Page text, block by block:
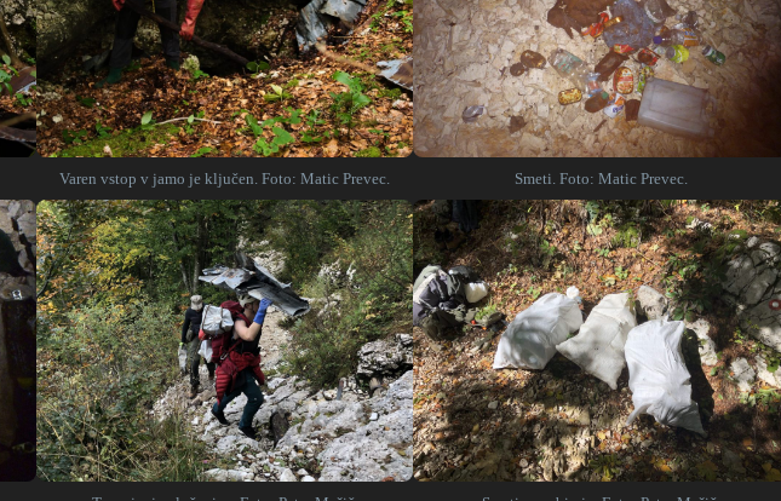
Varen vstop v jamo je ključen. Foto: Matic Prevec. Smeti. Foto: Matic Prevec.